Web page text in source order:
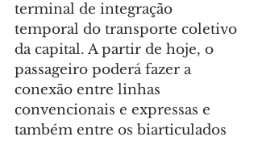
terminal de integração
temporal do transporte coletivo
da capital. A partir de hoje, o
passageiro poderá fazer a
conexão entre linhas
convencionais e expressas e
também entre os biarticulados